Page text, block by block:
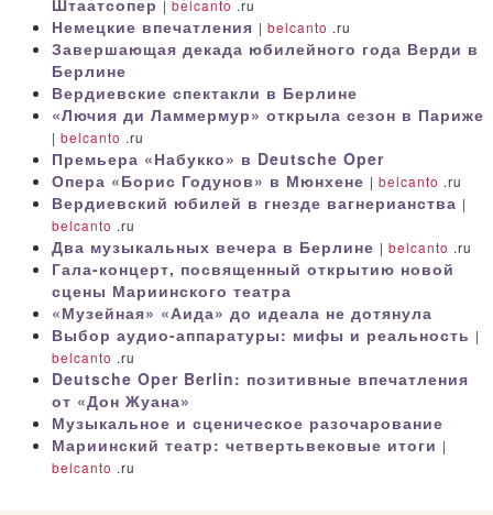
Штаатсопер | belcanto .ru
Немецкие впечатления | belcanto .ru
Завершающая декада юбилейного года Верди в
Берлине
Вердиевские спектакли в Берлине
«Лючия ди Ламмермур» открыла сезон в Париже
| belcanto .ru
Премьера «Набукко» в Deutsche Oper
Опера «Борис Годунов» в Мюнхене | belcanto .ru
Вердиевский юбилей в гнезде вагнерианства |
belcanto .ru
Два музыкальных вечера в Берлине | belcanto .ru
Гала-концерт, посвященный открытию новой
сцены Мариинского театра
«Музейная» «Аида» до идеала не дотянула
Выбор аудио-аппаратуры: мифы и реальность |
belcanto .ru
Deutsche Oper Berlin: позитивные впечатления
от «Дон Жуана»
Музыкальное и сценическое разочарование
Мариинский театр: четвертьвековые итоги |
belcanto .ru